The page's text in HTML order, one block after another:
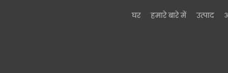
घर हमारे बारे में उत्पाद